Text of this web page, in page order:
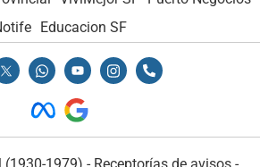
Educacion SF